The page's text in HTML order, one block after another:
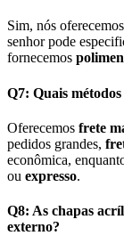
Sim, nós oferecemos
senhor pode
fornecemos
Q7: Quais métodos
Oferecemos frete
pedidos grandes,
econômica,
ou expresso.
Q8: As chapas
externo?